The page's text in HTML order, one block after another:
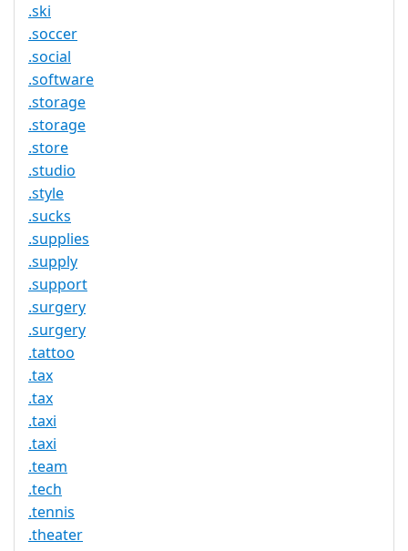
.ski
.soccer
.social
.software
.storage
.storage
.store
.studio
.style
.sucks
.supplies
.supply
.support
.surgery
.surgery
.tattoo
.tax
.tax
.taxi
.taxi
.team
.tech
.tennis
.theater